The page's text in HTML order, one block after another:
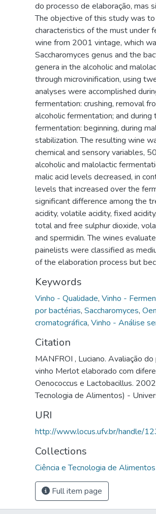
do processo de elaboração, mas
The objective of this study was
characteristics of the must under
wine from 2001 vintage, which
Saccharomyces genus and the
genera in the alcoholic and
through microvinification, using
analyses were accomplished
fermentation: crushing, removal
alcoholic fermentation; and
fermentation: beginning, during
stabilization. The resulting wine
chemical and sensory variables,
alcoholic and malolactic
malic acid levels decreased, in
levels that increased over the
significant difference among the
acidity, volatile acidity, fixed
total and free sulphur dioxide,
and spermidin. The wines
painelists were classified as
of the elaboration process but
Keywords
Vinho - Qualidade, Vinho -
por bactérias, Saccharomyces,
cromatográfica, Vinho - Análise
Citation
MANFROI , Luciano. Avaliação
vinho Merlot elaborado com
Oenococcus e Lactobacillus.
Tecnologia de Alimentos) -
URI
http://www.locus.ufv.br/handle/
Collections
Ciência e Tecnologia de Alimentos
Full item page